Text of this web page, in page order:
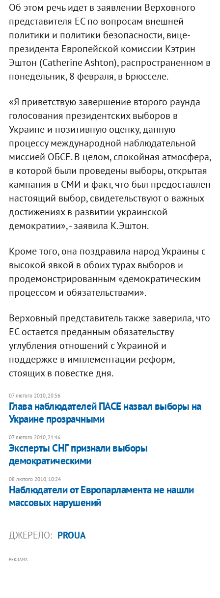
Об этом речь идет в заявлении Верховного
представителя ЕС по вопросам внешней
политики и политики безопасности, вице-
президента Европейской комиссии Кэтрин
Эштон (Catherine Ashton), распространенном в
понедельник, 8 февраля, в Брюсселе.
«Я приветствую завершение второго раунда
голосования президентских выборов в
Украине и позитивную оценку, данную
процессу международной наблюдательной
миссией ОБСЕ. В целом, спокойная атмосфера,
в которой были проведены выборы, открытая
кампания в СМИ и факт, что был предоставлен
настоящий выбор, свидетельствуют о важных
достижениях в развитии украинской
демократии», - заявила К.Эштон.
Кроме того, она поздравила народ Украины с
высокой явкой в обоих турах выборов и
продемонстрированным «демократическим
процессом и обязательствами».
Верховный представитель также заверила, что
ЕС остается преданным обязательству
углубления отношений с Украиной и
поддержке в имплементации реформ,
стоящих в повестке дня.
07 лютого 2010, 20:56
Глава наблюдателей ПАСЕ назвал выборы на
Украине прозрачными
07 лютого 2010, 21:46
Эксперты СНГ признали выборы
демократическими
08 лютого 2010, 10:24
Наблюдатели от Европарламента не нашли
массовых нарушений
ДЖЕРЕЛО: PROUA
РЕКЛАМА